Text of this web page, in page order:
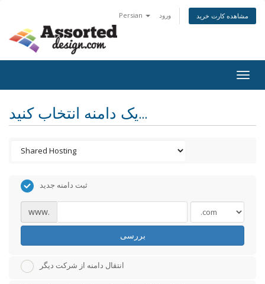
Persian ورود مشاهده کارت خرید
یک دامنه انتخاب کنید...
ثبت دامنه جدید
www.
بررسی
انتقال دامنه از شرکت دیگر